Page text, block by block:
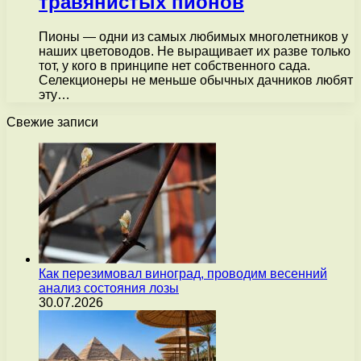
Пионы — одни из самых любимых многолетников у
наших цветоводов. Не выращивает их разве только
тот, у кого в принципе нет собственного сада.
Селекционеры не меньше обычных дачников любят
эту…
Свежие записи
Как перезимовал виноград, проводим весенний
анализ состояния лозы
30.07.2026